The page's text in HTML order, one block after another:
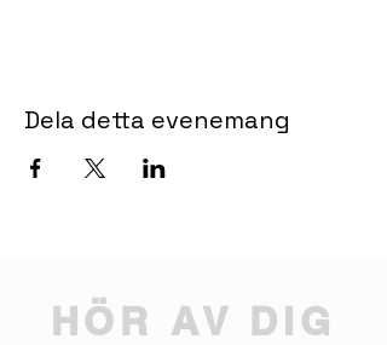
Dela detta evenemang
HÖR AV DIG